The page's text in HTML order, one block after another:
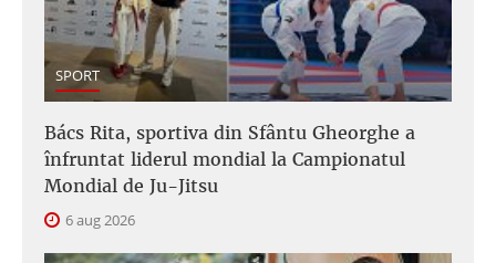
SPORT
Bács Rita, sportiva din Sfântu Gheorghe a
înfruntat liderul mondial la Campionatul
Mondial de Ju-Jitsu
6 aug 2026